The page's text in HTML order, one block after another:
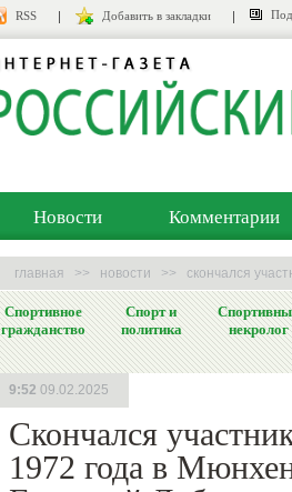
RSS Добавить в закладки
Новости Комментарии
главная >> новости >> скончался
Спортивное
гражданство
Спорт и
политика
некролог
Скончался
1972 года в
9:52 09.02.2025